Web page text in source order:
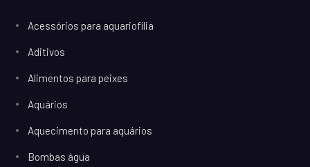
Acessórios para aquariofilia
Aditivos
Alimentos para peixes
Aquários
Aquecimento para aquários
Bombas água